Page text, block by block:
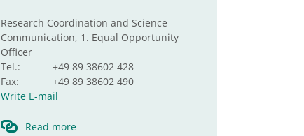
Research Coordination and Science
Communication, 1. Equal Opportunity
Officer
Tel.:
+49 89 38602 428
Fax:
+49 89 38602 490
Write E-mail
Read more